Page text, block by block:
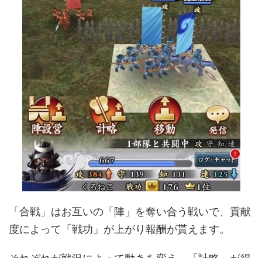
「合戦」はお互いの「陣」を奪い合う戦いで、貢献
度によって「戦功」が上がり報酬が貰えます。